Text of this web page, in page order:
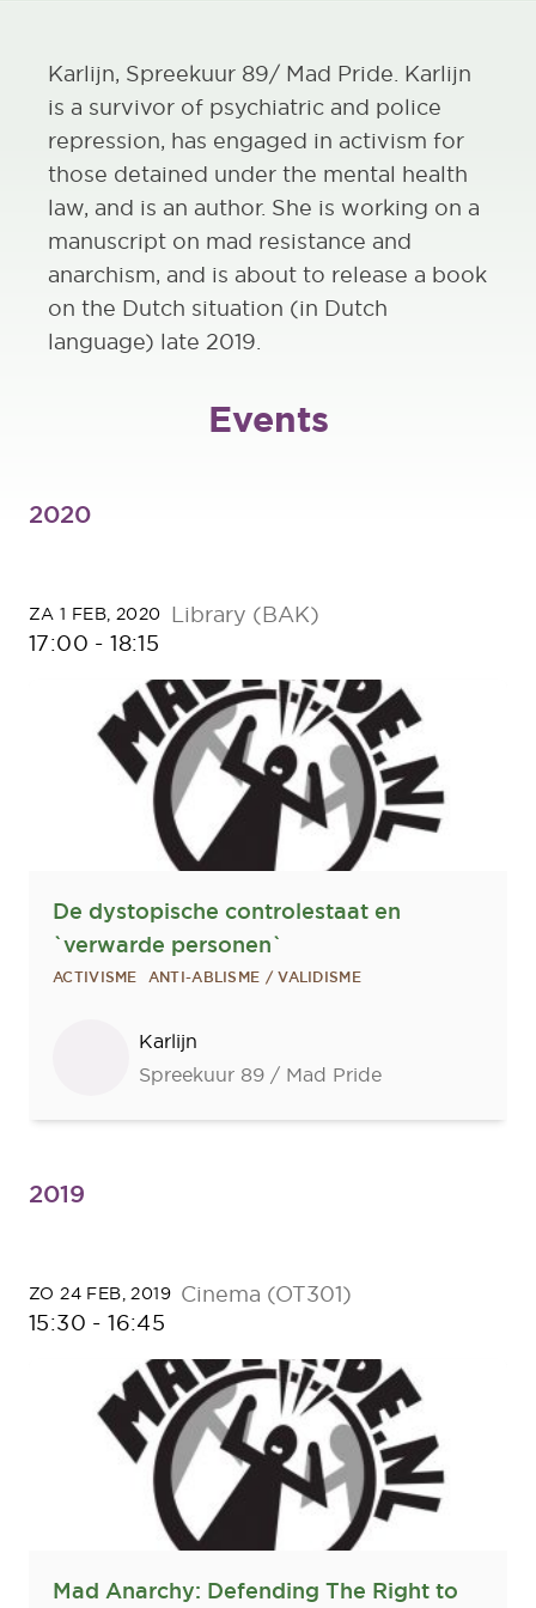
Karlijn, Spreekuur 89/ Mad Pride. Karlijn
is a survivor of psychiatric and police
repression, has engaged in activism for
those detained under the mental health
law, and is an author. She is working on a
manuscript on mad resistance and
anarchism, and is about to release a book
on the Dutch situation (in Dutch
language) late 2019.
Events
2020
ZA 1 FEB, 2020
17:00 -18:15
Library (BAK)
De dystopische controlestaat en
`verwarde personen`
ACTIVISME ANTI-ABLISME / VALIDISME
SprekersKarlijn
Spreekuur 89 / Mad Pride
2019
ZO 24 FEB, 2019
15:30 -16:45
Cinema (OT301)
Mad Anarchy: Defending The Right to